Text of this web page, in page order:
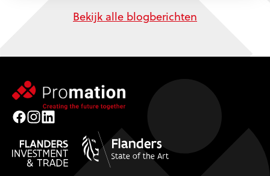
Bekijk alle blogberichten
Facebook
Instagram